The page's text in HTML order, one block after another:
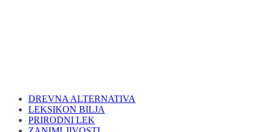
DREVNA ALTERNATIVA
LEKSIKON BILJA
PRIRODNI LEK